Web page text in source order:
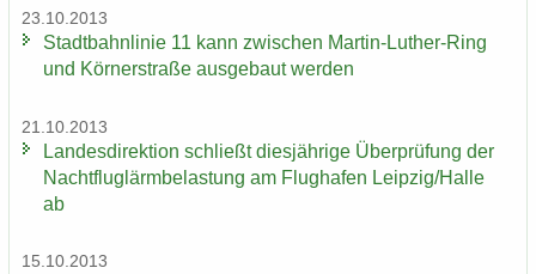
23.10.2013
Stadt­bahn­li­nie 11 kann zwi­schen Martin-​Luther-Ring
und Körn­er­stra­ße aus­ge­baut wer­den
21.10.2013
Lan­des­di­rek­ti­on schließt dies­jäh­ri­ge Über­prü­fung der
Nacht­flug­lärm­be­las­tung am Flug­ha­fen Leip­zig/Halle
ab
15.10.2013